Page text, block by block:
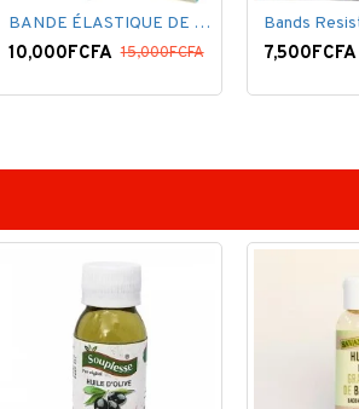
BANDE ÉLASTIQUE DE SOUTIEN 8 PCS
10,000FCFA 15,000FCFA 7,500FCFA